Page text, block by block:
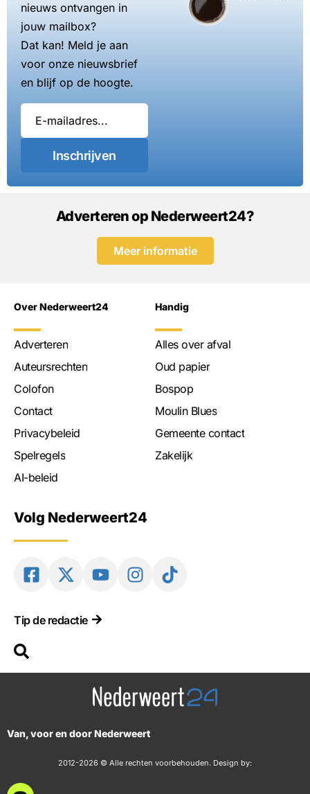
nieuws ontvangen in
jouw mailbox?
Dat kan! Meld je aan
voor onze nieuwsbrief
en blijf op de hoogte.
Inschrijven
Adverteren op Nederweert24?
Meer informatie
Over Nederweert24
Adverteren
Auteursrechten
Colofon
Contact
Privacybeleid
Spelregels
AI-beleid
Handig
Alles over afval
Oud papier
Bospop
Moulin Blues
Gemeente contact
Zakelijk
Volg Nederweert24
Tip de redactie
Van, voor en door Nederweert
2012-2026 © Alle rechten voorbehouden. Design by: